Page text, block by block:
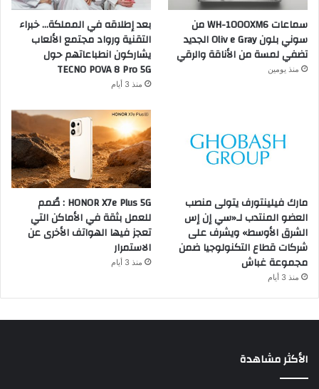
سماعات WH-1000XM6 من
سوني بلون Oliv e Gray الجديد
تضفي لمسة من الأناقة والرقي
منذ يومين
بعد إطلاقه في المملكة… خبراء
التقنية ورواد مجتمع الألعاب
يشاركون انطباعاتهم حول
TECNO POVA 8 Pro 5G
منذ 3 أيام
مارك فيلينتورف يتولى منصب
العضو المنتدب لـ«سي إن إس
الشرق الأوسط» ويشرف على
شركات قطاع التكنولوجيا ضمن
مجموعة غباش
منذ 3 أيام
HONOR X7e Plus 5G : صُمم
للعمل بثقة في الأماكن التي
تعجز فيها الهواتف الأخرى عن
الاستمرار
منذ 3 أيام
الأكثر مشاهدة